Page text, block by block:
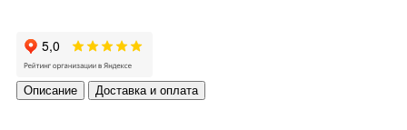
Описание Доставка и оплата